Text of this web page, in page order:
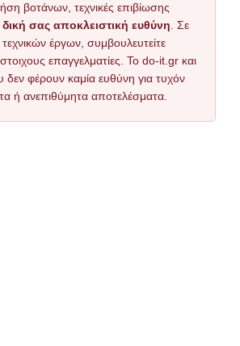
βοτάνων, τεχνικές επιβίωσης
δική σας αποκλειστική ευθύνη . Σε
έργων, συμβουλευτείτε
επαγγελματίες. Το do-it.gr και
δεν φέρουν καμία ευθύνη για τυχόν
ή ανεπιθύμητα αποτελέσματα.